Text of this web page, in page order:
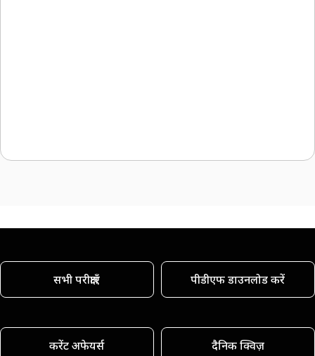
सभी परीक्षाएँ पीडीएफ डाउनलोड करें
करेंट अफेयर्स दैनिक क्विज़